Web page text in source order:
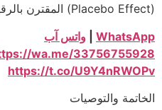
(Placebo Effect) المقترن بالرقية.
WhatsApp
واتس آب
wa.me/33756755928
https://t.co/U9Y4nRWOPv
الخاتمة والتوصيات